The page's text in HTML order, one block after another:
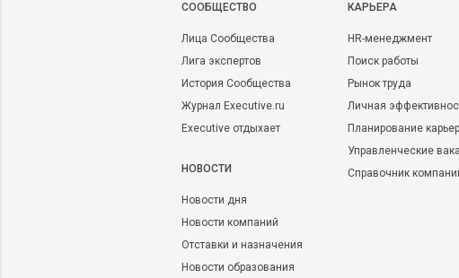
CООБЩЕСТВО
Лица Сообщества
Лига экспертов
История Сообщества
Журнал Executive.ru
Executive отдыхает
НОВОСТИ
Новости дня
Новости компаний
Отставки и назначения
Новости образования
КАРЬЕРА
HR-менеджмент
Поиск работы
Рынок труда
Личная
Планирование
Управленческие
Справочник